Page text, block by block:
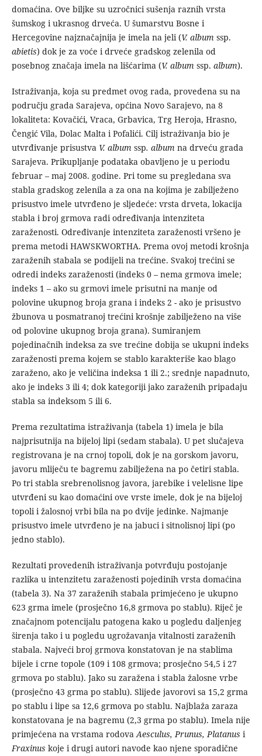
domaćina. Ove biljke su uzročnici sušenja raznih vrsta
šumskog i ukrasnog drveća. U šumarstvu Bosne i
Hercegovine najznačajnija je imela na jeli (V. album ssp.
abietis) dok je za voće i drveće gradskog zelenila od
posebnog značaja imela na lišćarima (V. album ssp. album).
Istraživanja, koja su predmet ovog rada, provedena su na
području grada Sarajeva, općina Novo Sarajevo, na 8
lokaliteta: Kovačići, Vraca, Grbavica, Trg Heroja, Hrasno,
Čengić Vila, Dolac Malta i Pofalići. Cilj istraživanja bio je
utvrđivanje prisustva V. album ssp. album na drveću grada
Sarajeva. Prikupljanje podataka obavljeno je u periodu
februar – maj 2008. godine. Pri tome su pregledana sva
stabla gradskog zelenila a za ona na kojima je zabilježeno
prisustvo imele utvrđeno je sljedeće: vrsta drveta, lokacija
stabla i broj grmova radi određivanja intenziteta
zaraženosti. Određivanje intenziteta zaraženosti vršeno je
prema metodi HAWSKWORTHA. Prema ovoj metodi krošnja
zaraženih stabala se podijeli na trećine. Svakoj trećini se
odredi indeks zaraženosti (indeks 0 – nema grmova imele;
indeks 1 – ako su grmovi imele prisutni na manje od
polovine ukupnog broja grana i indeks 2 - ako je prisustvo
žbunova u posmatranoj trećini krošnje zabilježeno na više
od polovine ukupnog broja grana). Sumiranjem
pojedinačnih indeksa za sve trećine dobija se ukupni indeks
zaraženosti prema kojem se stablo karakteriše kao blago
zaraženo, ako je veličina indeksa 1 ili 2.; srednje napadnuto,
ako je indeks 3 ili 4; dok kategoriji jako zaraženih pripadaju
stabla sa indeksom 5 ili 6.
Prema rezultatima istraživanja (tabela 1) imela je bila
najprisutnija na bijeloj lipi (sedam stabala). U pet slučajeva
registrovana je na crnoj topoli, dok je na gorskom javoru,
javoru mliječu te bagremu zabilježena na po četiri stabla.
Po tri stabla srebrenolisnog javora, jarebike i velelisne lipe
utvrđeni su kao domaćini ove vrste imele, dok je na bijeloj
topoli i žalosnoj vrbi bila na po dvije jedinke. Najmanje
prisustvo imele utvrđeno je na jabuci i sitnolisnoj lipi (po
jedno stablo).
Rezultati provedenih istraživanja potvrđuju postojanje
razlika u intenzitetu zaraženosti pojedinih vrsta domaćina
(tabela 3). Na 37 zaraženih stabala primjećeno je ukupno
623 grma imele (prosječno 16,8 grmova po stablu). Riječ je
značajnom potencijalu patogena kako u pogledu daljenjeg
širenja tako i u pogledu ugrožavanja vitalnosti zaraženih
stabala. Najveći broj grmova konstatovan je na stablima
bijele i crne topole (109 i 108 grmova; prosječno 54,5 i 27
grmova po stablu). Jako su zaražena i stabla žalosne vrbe
(prosječno 43 grma po stablu). Slijede javorovi sa 15,2 grma
po stablu i lipe sa 12,6 grmova po stablu. Najblaža zaraza
konstatovana je na bagremu (2,3 grma po stablu). Imela nije
primjećena na vrstama rodovaAesculus, Prunus, Platanus i
Fraxinus koje i drugi autori navode kao njene sporadične